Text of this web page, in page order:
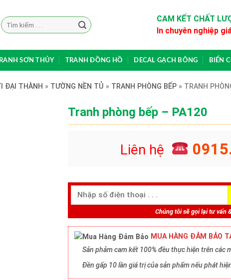
Search
for:
CAM KẾT CHẤT
In chuyên nghiệp
SƠN THỦY TRANH ĐỒNG HỒ DECAL GẠCH BÔNG BIỂN
ĐẠI THÀNH » TƯỜNG NỀN TỦ » TRANH PHÒNG BẾP» TRANH
Tranh phòng bếp – PA120
Liên hệ
Chúng tôi sẽ gọi lại tư vấn
MUA HÀNG ĐẢM BẢO
Sản phảm cam kết 100% đều thực hiện trên các
Đền gấp 10 lần giá trị của sản phẩm nếu phát